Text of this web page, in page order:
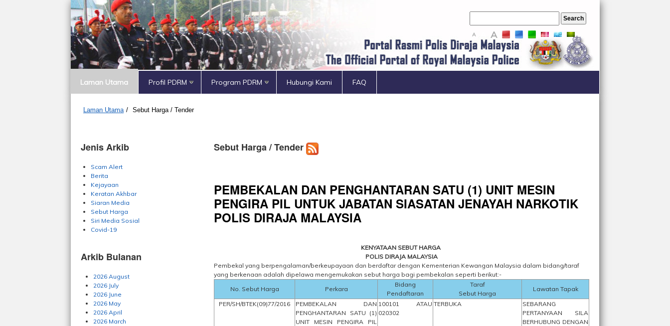
A A
Laman Utama Profil PDRM Program PDRM Hubungi Kami FAQ
Laman Utama / Sebut Harga / Tender
Jenis Arkib
Scam Alert
Berita
Kejayaan
Keratan Akhbar
Siaran Media
Sebut Harga
Siri Media Sosial
Covid-19
Arkib Bulanan
2026 August
2026 July
2026 June
2026 May
2026 April
2026 March
Sebut Harga / Tender
PEMBEKALAN DAN PENGHANTARAN SATU (1) UNIT MESIN
PENGIRA PIL UNTUK JABATAN SIASATAN JENAYAH NARKOTIK
POLIS DIRAJA MALAYSIA
KENYATAAN SEBUT HARGA
POLIS DIRAJA MALAYSIA
Pembekal yang berpengalaman/berkeupayaan dan berdaftar dengan Kementerian Kewangan Malaysia dalam bidang/taraf
yang berkenaan adalah dipelawa mengemukakan sebut harga bagi pembekalan seperti berikut:-
No. Sebut Harga
Perkara
Bidang
Pendaftaran
Taraf
Sebut Harga
Lawatan Tapak
PER/SH/BTEK(09)77/2016
PEMBEKALAN DAN
PENGHANTARAN SATU (1)
UNIT MESIN PENGIRA PIL
100101 ATAU
020302
TERBUKA
SEBARANG
PERTANYAAN SILA
BERHUBUNG DENGAN